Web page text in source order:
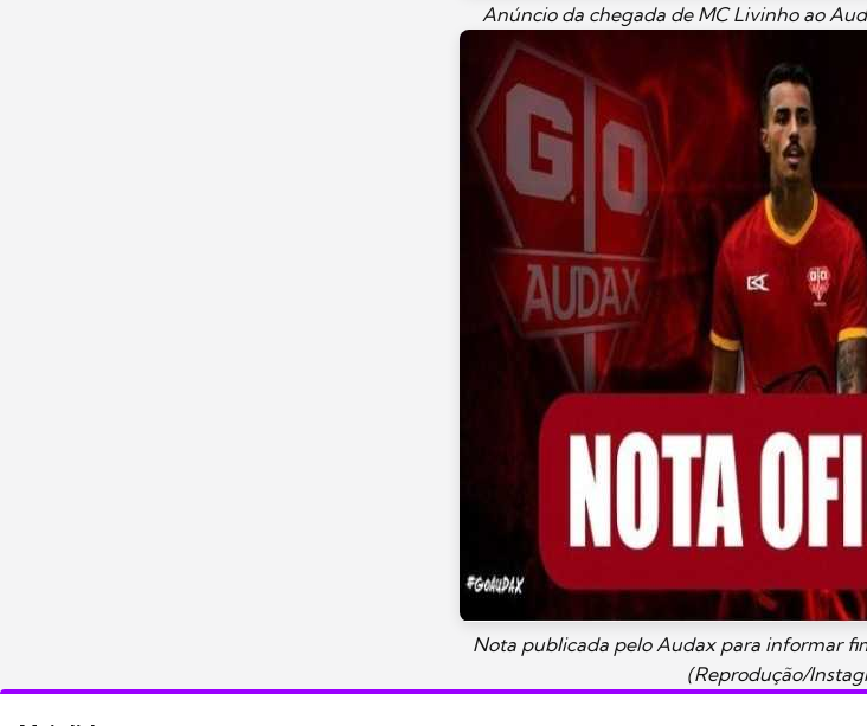
Anúncio da chegada de MC Livinho ao
Nota publicada pelo Audax para informar
(Reprodução/